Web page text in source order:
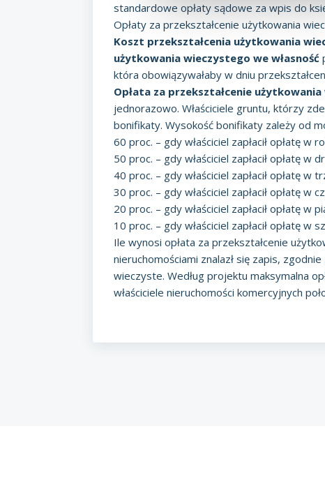
standardowe opłaty sądowe za wpis do
Opłaty za przekształcenie użytkowania
Koszt przekształcenia użytkowania
użytkowania wieczystego we własność
która obowiązywałaby w dniu
Opłata za przekształcenie
jednorazowo. Właściciele gruntu, którzy
bonifikaty. Wysokość bonifikaty zależy od
60 proc. – gdy właściciel zapłacił opłatę w
50 proc. – gdy właściciel zapłacił opłatę w
40 proc. – gdy właściciel zapłacił opłatę w
30 proc. – gdy właściciel zapłacił opłatę w
20 proc. – gdy właściciel zapłacił opłatę w
10 proc. – gdy właściciel zapłacił opłatę w
Ile wynosi opłata za przekształcenie
nieruchomościami znalazł się zapis,
wieczyste. Według projektu maksymalna
właściciele nieruchomości komercyjnych